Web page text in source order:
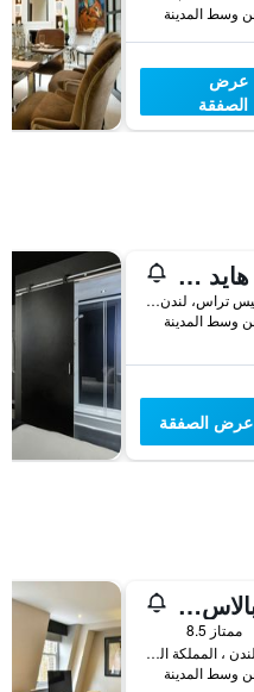
عرض
الصفقة
سمارت هايد بارك إن هوستل
48-50 إينفيرنيس تراس، لندن ، المملكة المتحدة, لندن, المملكة المتحدة
عرض الصفقة
ستراند بالاس هوتل
ممتاز 8.5
372 ستراند، لندن ، المملكة المتحدة, لندن, المملكة المتحدة